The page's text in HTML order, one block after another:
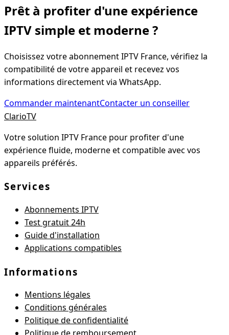
Prêt à profiter d'une expérience
IPTV simple et moderne ?
Choisissez votre abonnement IPTV France, vérifiez la
compatibilité de votre appareil et recevez vos
informations directement via WhatsApp.
Commander maintenantContacter un conseiller
ClarioTV
Votre solution IPTV France pour profiter d'une
expérience fluide, moderne et compatible avec vos
appareils préférés.
Services
Abonnements IPTV
Test gratuit 24h
Guide d'installation
Applications compatibles
Informations
Mentions légales
Conditions générales
Politique de confidentialité